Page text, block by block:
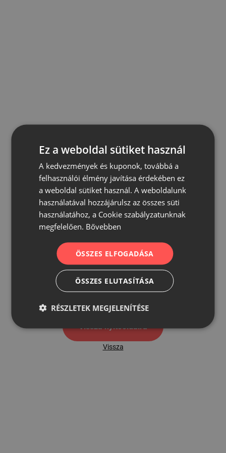
500
Vissza nyítóoldalra
Vissza
Ez a weboldal sütiket használ
A kedvezmények és kuponok, továbbá a
felhasználói élmény javítása érdekében ez
a weboldal sütiket használ. A weboldalunk
használatával hozzájárulsz az összes süti
használatához, a Cookie szabályzatunknak
megfelelően. Bővebben
ÖSSZES ELFOGADÁSA
ÖSSZES ELUTASÍTÁSA
RÉSZLETEK MEGJELENÍTÉSE